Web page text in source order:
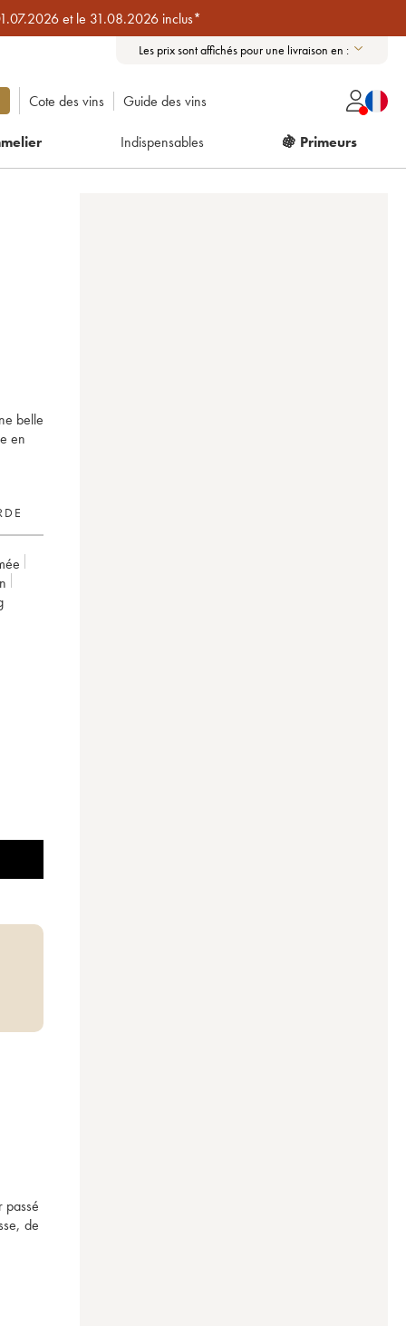
et le 31.08.2026 inclus*
Les prix sont affichés pour une livraison en :
Cote des vins Guide des vins
Indispensables 🍇 Primeurs
belle
en
passé
de